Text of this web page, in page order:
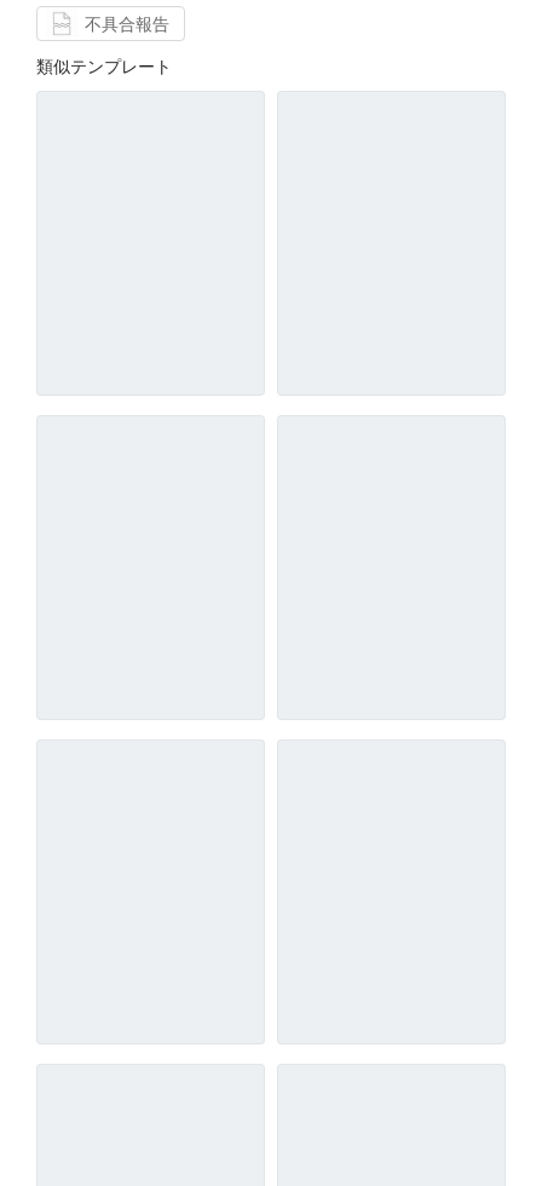
不具合報告
類似テンプレート